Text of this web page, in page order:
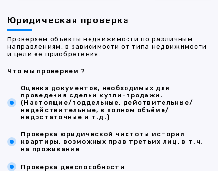
Юридическая проверка
Проверяем объекты недвижимости по различным
направлениям, в зависимости от типа недвижимости
и цели ее приобретения.
Что мы проверяем ?
Оценка документов, необходимых для
проведения сделки купли-продажи.
(Настоящие/поддельные, действительные/
недействительные, в полном объёме/
недостаточные и т.д.)
Проверка юридической чистоты истории
квартиры, возможных прав третьих лиц, в т.ч.
на проживание
Проверка дееспособности